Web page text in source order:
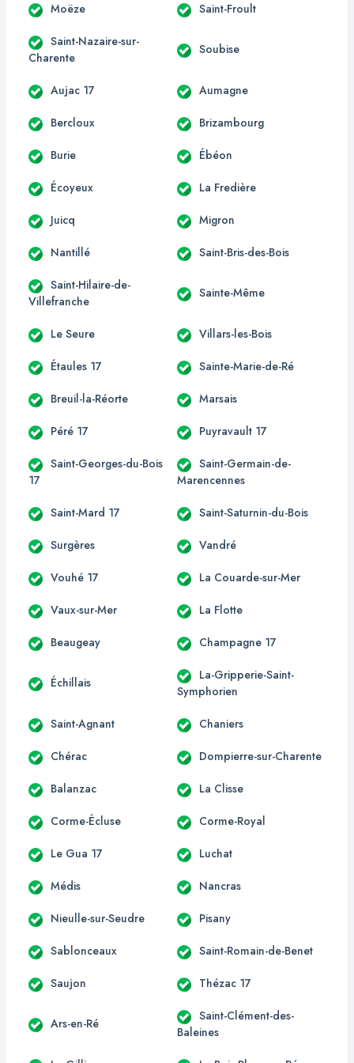
Moëze Saint-Froult
Saint-Nazaire-sur-
Charente
Soubise
Aujac 17 Aumagne
Bercloux Brizambourg
Burie Ébéon
Écoyeux La Fredière
Juicq Migron
Nantillé Saint-Bris-des-Bois
Saint-Hilaire-de-
Villefranche
Sainte-Même
Le Seure Villars-les-Bois
Étaules 17 Sainte-Marie-de-Ré
Breuil-la-Réorte Marsais
Péré 17 Puyravault 17
Saint-Georges-du-Bois
17
Saint-Germain-de-
Marencennes
Saint-Mard 17 Saint-Saturnin-du-Bois
Surgères Vandré
Vouhé 17 La Couarde-sur-Mer
Vaux-sur-Mer La Flotte
Beaugeay Champagne 17
Échillais
La-Gripperie-Saint-
Symphorien
Saint-Agnant Chaniers
Chérac Dompierre-sur-Charente
Balanzac La Clisse
Corme-Écluse Corme-Royal
Le Gua 17 Luchat
Médis Nancras
Nieulle-sur-Seudre Pisany
Sablonceaux Saint-Romain-de-Benet
Saujon Thézac 17
Ars-en-Ré
Saint-Clément-des-
Baleines